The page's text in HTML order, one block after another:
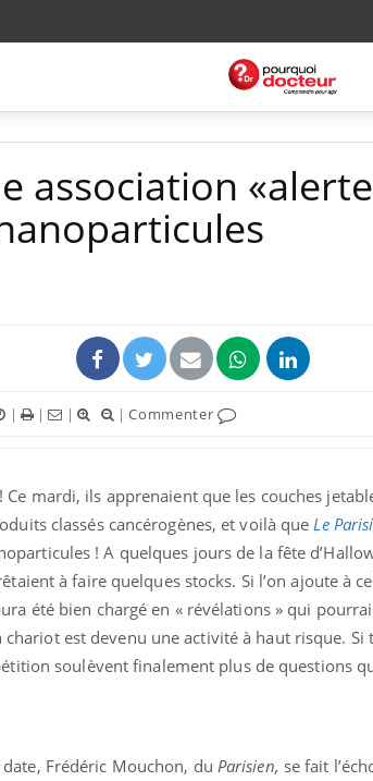
association
| | | |Commenter
mardi, ils apprenaient que les couches
classés cancérogènes, et voilà que Le
! A quelques jours de la fête
à faire quelques stocks. Si l’on ajoute à
été bien chargé en « révélations » qui
est devenu une activité à haut risque. Si
soulèvent finalement plus de questions
Frédéric Mouchon, du Parisien, se fait
Fortes chaleurs :
pourquoi le risque de
noyade grimpe-t-il ?